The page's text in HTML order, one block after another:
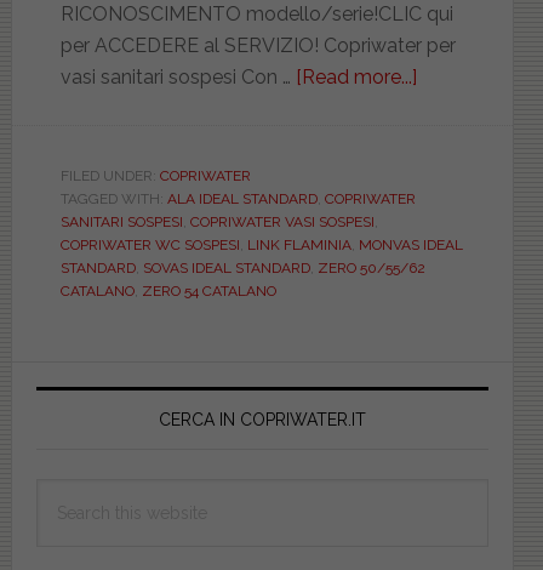
RICONOSCIMENTO modello/serie!CLIC qui
per ACCEDERE al SERVIZIO! Copriwater per
vasi sanitari sospesi Con … [Read more...]
i
FILED UNDER: COPRIWATER
TAGGED WITH: ALA IDEAL STANDARD, COPRIWATER
SANITARI SOSPESI COPRIWATER VASI SOSPESI
COPRIWATER WC SOSPESI LINK FLAMINIA, MONVAS IDEAL
STANDARD, SOVAS IDEAL STANDARD, ZERO 50/55/62
CATALANO, ZERO 54 CATALANO
Primary
CERCA IN COPRIWATER.IT